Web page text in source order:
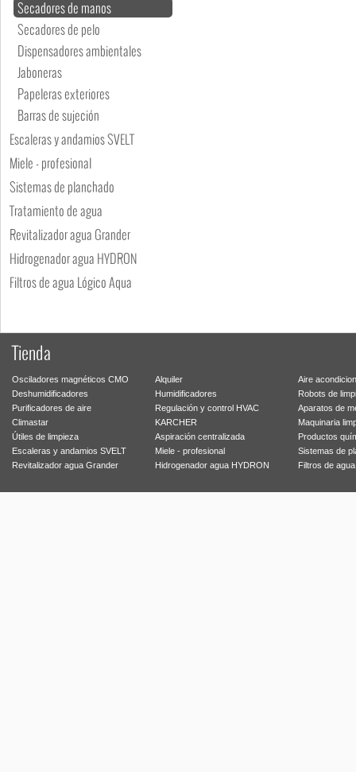
Secadores de manos
Secadores de pelo
Dispensadores ambientales
Jaboneras
Papeleras exteriores
Barras de sujeción
Escaleras y andamios SVELT
Miele - profesional
Sistemas de planchado
Tratamiento de agua
Revitalizador agua Grander
Hidrogenador agua HYDRON
Filtros de agua Lógico Aqua
Tienda
Osciladores magnéticos CMO Alquiler
Aire
Deshumidificadores
Humidificadores
Robots de
Purificadores de aire
Regulación y control HVAC
Aparatos de
Climastar
KARCHER
Maquinaria
Útiles de limpieza
Aspiración centralizada
Productos
Escaleras y andamios SVELT
Miele - profesional
Sistemas de
Revitalizador agua Grander
Hidrogenador agua HYDRON Filtros de